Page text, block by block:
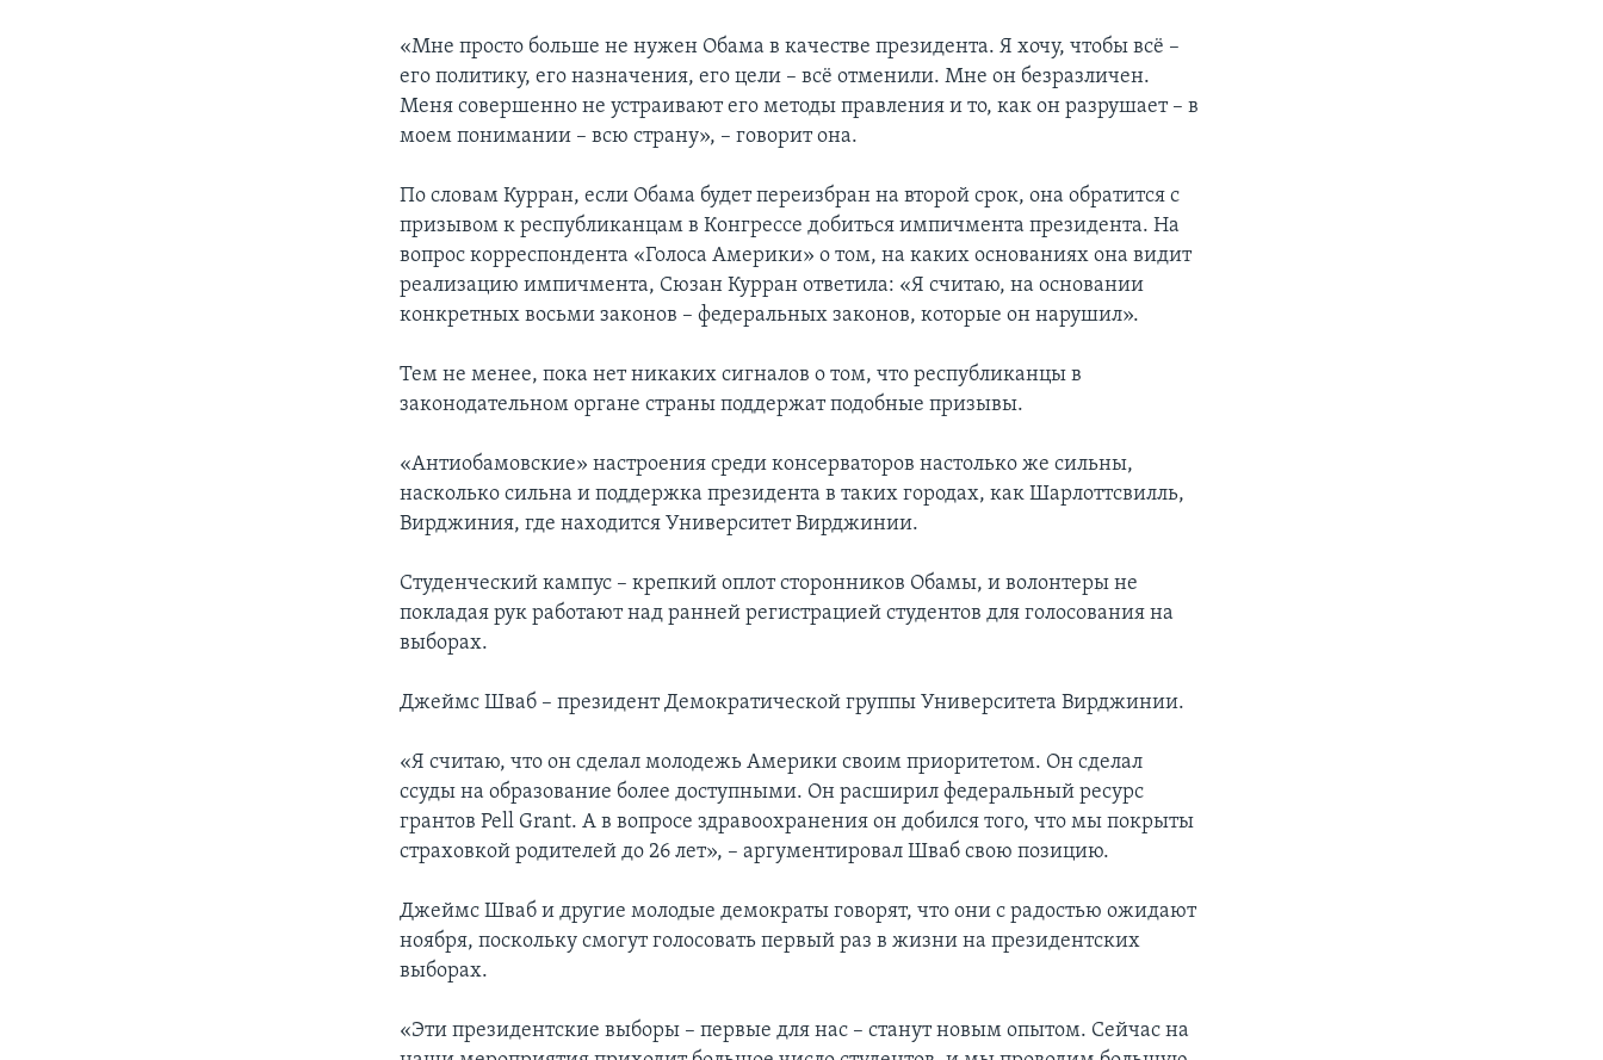
«Мне просто больше не нужен Обама в качестве президента. Я хочу, чтобы всё –
его политику, его назначения, его цели – всё отменили. Мне он безразличен.
Меня совершенно не устраивают его методы правления и то, как он разрушает – в
моем понимании – всю страну», – говорит она.
По словам Курран, если Обама будет переизбран на второй срок, она обратится с
призывом к республиканцам в Конгрессе добиться импичмента президента. На
вопрос корреспондента «Голоса Америки» о том, на каких основаниях она видит
реализацию импичмента, Сюзан Курран ответила: «Я считаю, на основании
конкретных восьми законов – федеральных законов, которые он нарушил».
Тем не менее, пока нет никаких сигналов о том, что республиканцы в
законодательном органе страны поддержат подобные призывы.
«Антиобамовские» настроения среди консерваторов настолько же сильны,
насколько сильна и поддержка президента в таких городах, как Шарлоттсвилль,
Вирджиния, где находится Университет Вирджинии.
Студенческий кампус – крепкий оплот сторонников Обамы, и волонтеры не
покладая рук работают над ранней регистрацией студентов для голосования на
выборах.
Джеймс Шваб – президент Демократической группы Университета Вирджинии.
«Я считаю, что он сделал молодежь Америки своим приоритетом. Он сделал
ссуды на образование более доступными. Он расширил федеральный ресурс
грантов Pell Grant. А в вопросе здравоохранения он добился того, что мы покрыты
страховкой родителей до 26 лет», – аргументировал Шваб свою позицию.
Джеймс Шваб и другие молодые демократы говорят, что они с радостью ожидают
ноября, поскольку смогут голосовать первый раз в жизни на президентских
выборах.
«Эти президентские выборы – первые для нас – станут новым опытом. Сейчас на